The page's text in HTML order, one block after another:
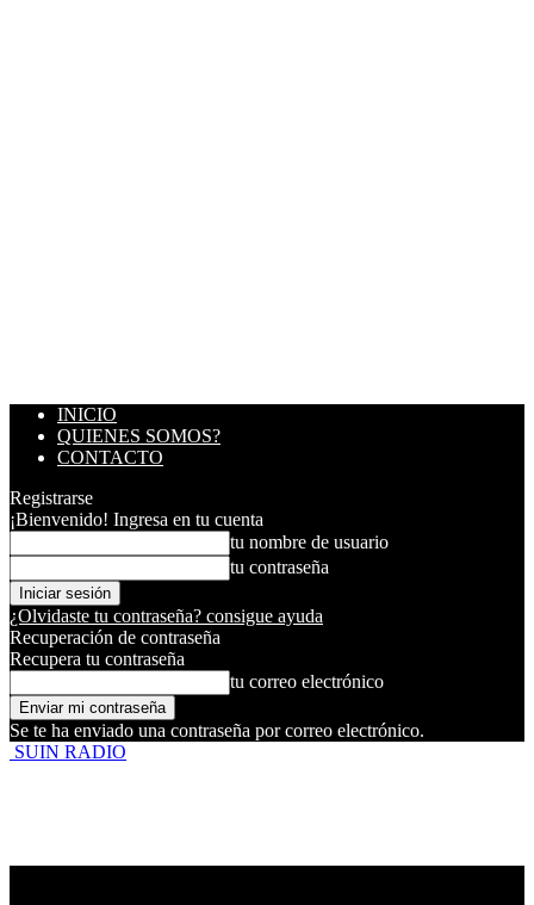
INICIO
QUIENES SOMOS?
CONTACTO
Registrarse
¡Bienvenido! Ingresa en tu cuenta
tu nombre de usuario
tu contraseña
¿Olvidaste tu contraseña? consigue ayuda
Recuperación de contraseña
Recupera tu contraseña
tu correo electrónico
Se te ha enviado una contraseña por correo electrónico.
SUIN RADIO